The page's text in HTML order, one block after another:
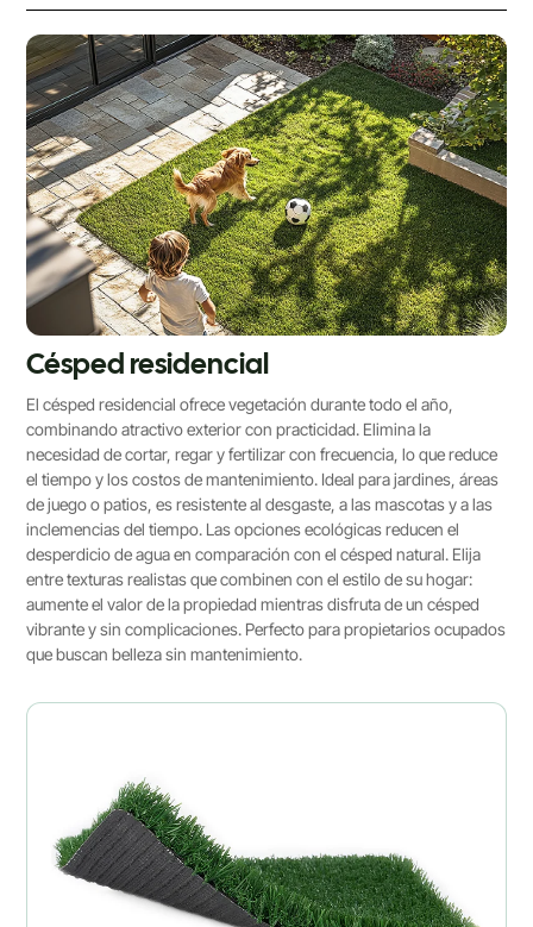
Césped residencial
El césped residencial ofrece vegetación durante todo el año,
combinando atractivo exterior con practicidad. Elimina la
necesidad de cortar, regar y fertilizar con frecuencia, lo que reduce
el tiempo y los costos de mantenimiento. Ideal para jardines, áreas
de juego o patios, es resistente al desgaste, a las mascotas y a las
inclemencias del tiempo. Las opciones ecológicas reducen el
desperdicio de agua en comparación con el césped natural. Elija
entre texturas realistas que combinen con el estilo de su hogar:
aumente el valor de la propiedad mientras disfruta de un césped
vibrante y sin complicaciones. Perfecto para propietarios ocupados
que buscan belleza sin mantenimiento.